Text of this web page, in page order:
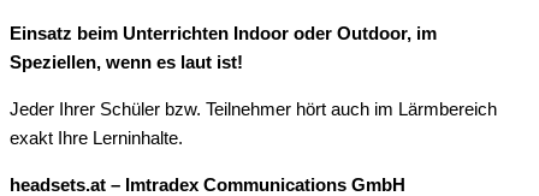
Einsatz beim Unterrichten Indoor oder Outdoor, im
Speziellen, wenn es laut ist!
Jeder Ihrer Schüler bzw. Teilnehmer hört auch im Lärmbereich
exakt Ihre Lerninhalte.
headsets.at – Imtradex Communications GmbH